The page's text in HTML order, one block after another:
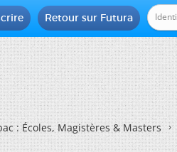
Retour sur Futura
: Écoles, Magistères & Masters